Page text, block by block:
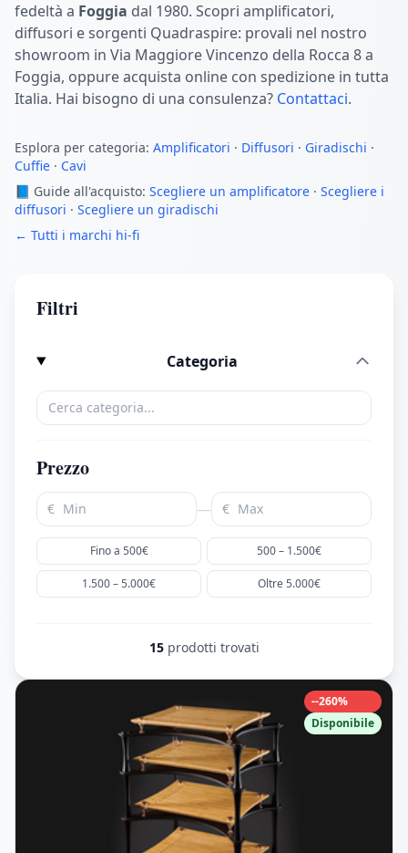
fedeltà a Foggia dal 1980. Scopri amplificatori,
diffusori e sorgenti Quadraspire: provali nel nostro
showroom in Via Maggiore Vincenzo della Rocca 8 a
Foggia, oppure acquista online con spedizione in tutta
Italia. Hai bisogno di una consulenza? Contattaci.
Esplora per categoria: Amplificatori · Diffusori · Giradischi ·
Cuffie · Cavi
📘 Guide all'acquisto: Scegliere un amplificatore · Scegliere i
diffusori · Scegliere un giradischi
← Tutti i marchi hi-fi
Filtri
Categoria
Prezzo
€ — €
Fino a 500€ 500 – 1.500€
1.500 – 5.000€ Oltre 5.000€
15prodotti trovati
--260%
Disponibile